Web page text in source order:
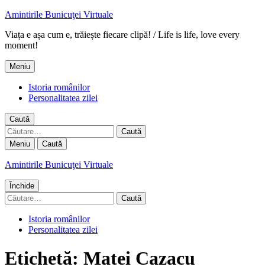
Amintirile Bunicuţei Virtuale
Viața e așa cum e, trăiește fiecare clipă! / Life is life, love every
moment!
Meniu
Istoria românilor
Personalitatea zilei
Caută
Caută
după:
Meniu Caută
Amintirile Bunicuţei Virtuale
Închide
Caută
după:
Istoria românilor
Personalitatea zilei
Etichetă: Matei Cazacu